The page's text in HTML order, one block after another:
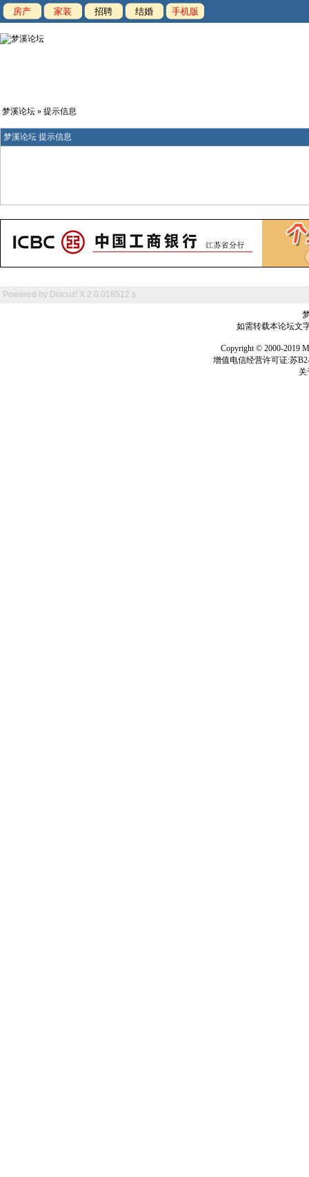
房产 家装 招聘 结婚 手机版
梦溪论坛 » 提示信息
梦溪论坛 提示信息
Powered by Discuz! X 2 0.018512 s
如需转载本论坛文
Copyright © 2000-2019
增值电信经营许可证:苏
关